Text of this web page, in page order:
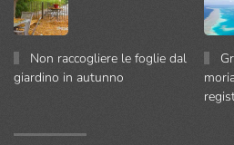
Non raccogliere le foglie dal
giardino in autunno